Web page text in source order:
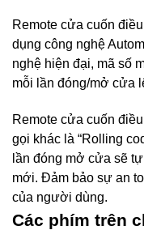
Remote cửa cuốn
dụng công nghệ
nghệ hiện đại, mã số
mỗi lần đóng/mở cửa
Remote cửa cuốn
gọi khác là “Rolling
lần đóng mở cửa sẽ
mới. Đảm bảo sự an
của người dùng.
Các phím trên